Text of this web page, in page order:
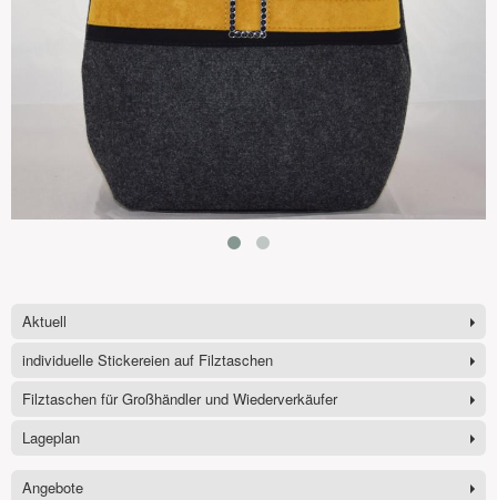
Aktuell
individuelle Stickereien auf Filztaschen
Filztaschen für Großhändler und Wiederverkäufer
Lageplan
Angebote